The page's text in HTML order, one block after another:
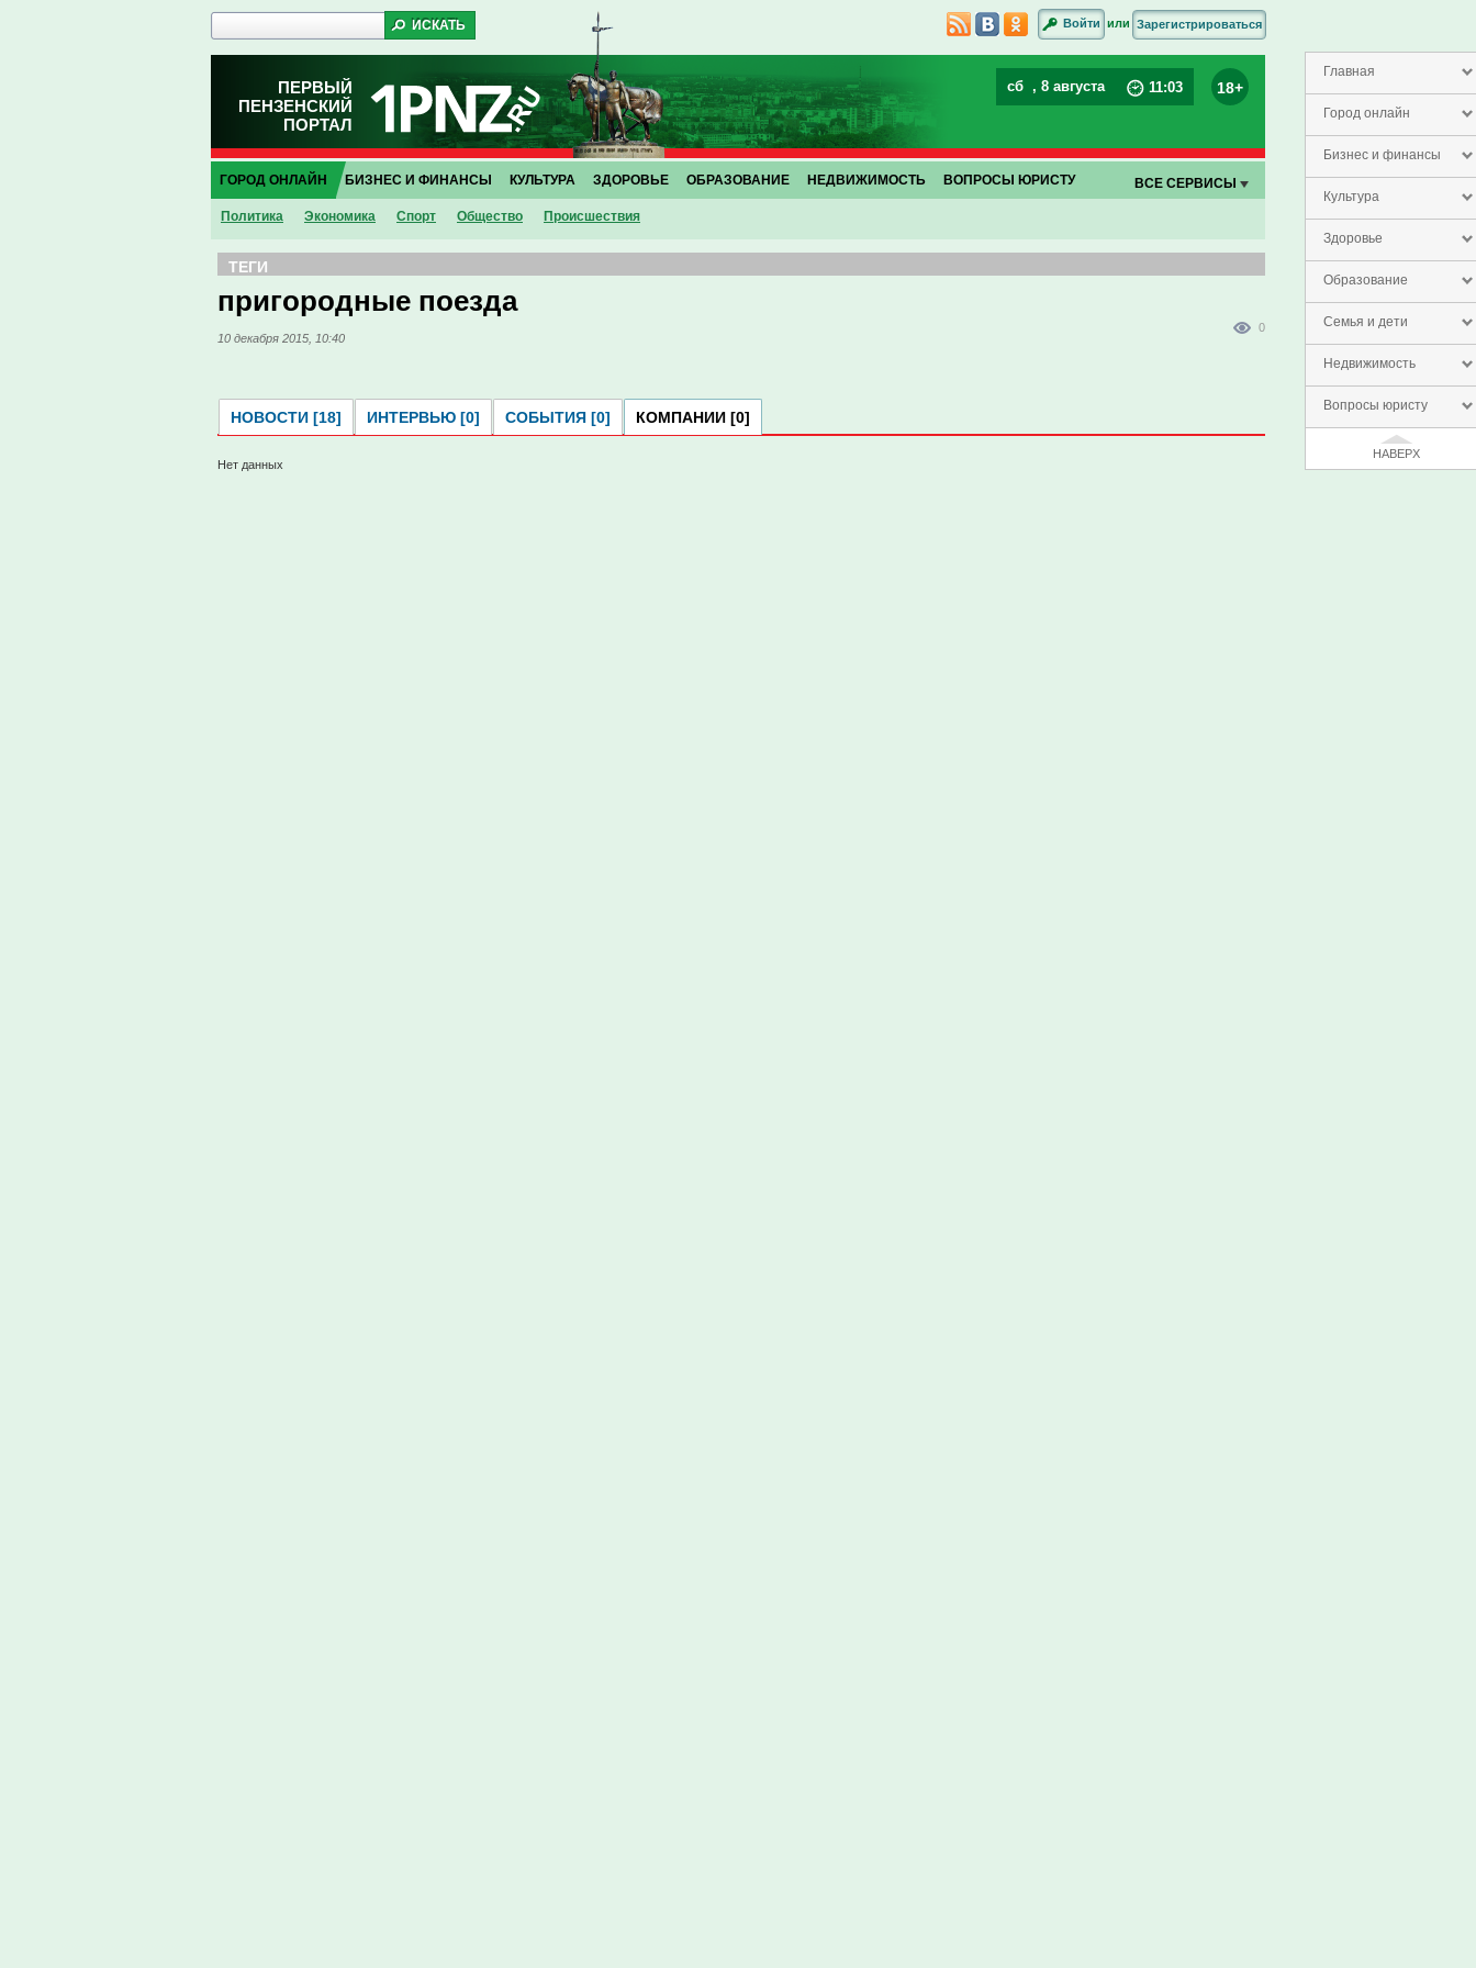
Главная
Город онлайн
Бизнес и финансы
Культура
Здоровье
Образование
Семья и дети
Недвижимость
Вопросы юристу
НАВЕРХ
Войти или Зарегистрироваться
ПЕРВЫЙ
ПЕНЗЕНСКИЙ
ПОРТАЛ
сб , 8 августа 11:03 18+
ГОРОД ОНЛАЙН
Политика Экономика Спорт Общество Проиcшествия
БИЗНЕС И ФИНАНСЫ КУЛЬТУРА ЗДОРОВЬЕ ОБРАЗОВАНИЕ НЕДВИЖИМОСТЬ ВОПРОСЫ ЮРИСТУ ВСЕ СЕРВИСЫ
ТЕГИ
пригородные поезда
10 декабря 2015, 10:40
0
НОВОСТИ [18] ИНТЕРВЬЮ [0] СОБЫТИЯ [0] КОМПАНИИ [0]
Нет данных